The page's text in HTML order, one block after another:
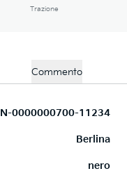
Trazione
Commento
N-0000000700-11234
Berlina
nero